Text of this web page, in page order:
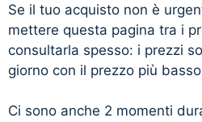
Se il tuo acquisto non è
mettere questa pagina tra i
consultarla spesso: i prezzi
giorno con il prezzo più
Ci sono anche 2 momenti